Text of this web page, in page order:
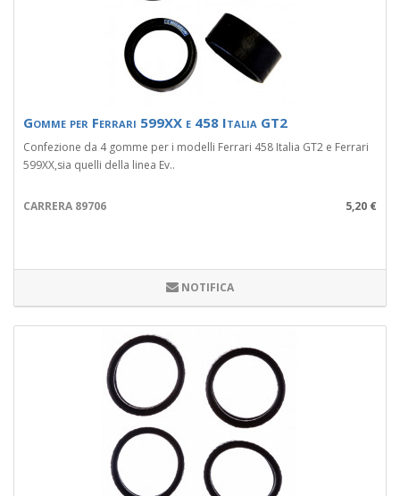
Gomme per Ferrari 599XX e 458 Italia GT2
Confezione da 4 gomme per i modelli Ferrari 458 Italia GT2 e Ferrari
599XX,sia quelli della linea Ev..
CARRERA 89706 5,20 €
NOTIFICA